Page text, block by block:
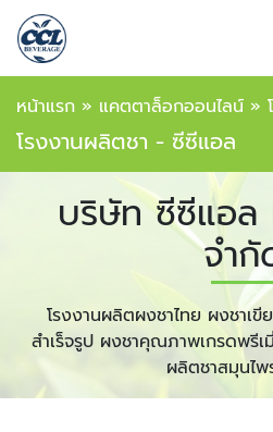
หน้าแรก » แคตตาล็อกออนไลน์ »
โรงงานผลิตชา - ซีซีแอล
บริษัท ซีซีแอล
จำกั
โรงงานผลิตผงชาไทย ผงชาเขี
สำเร็จรูป ผงชาคุณภาพเกรดพ
ผลิตชาสมุนไพ